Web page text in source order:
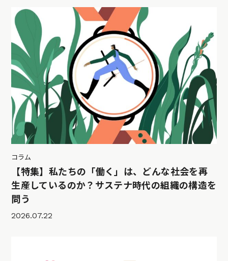
コラム
【特集】私たちの「働く」は、どんな社会を再
生産しているのか？サステナ時代の組織の構造を
問う
2026.07.22